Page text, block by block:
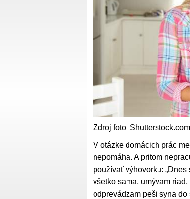
Zdroj foto: Shutterstock.com
V otázke domácich prác
nepomáha. A pritom
používať výhovorku: „Dnes
všetko sama, umývam
odprevádzam peši syna